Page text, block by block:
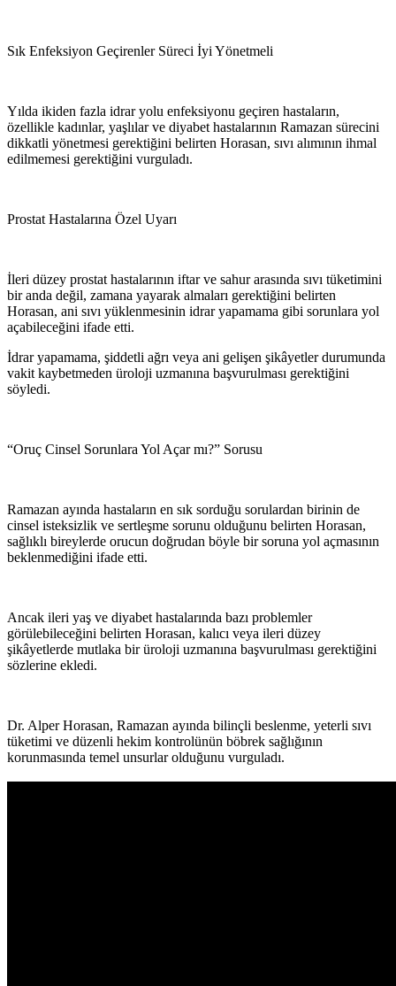
Sık Enfeksiyon Geçirenler Süreci İyi Yönetmeli
Yılda ikiden fazla idrar yolu enfeksiyonu geçiren hastaların,
özellikle kadınlar, yaşlılar ve diyabet hastalarının Ramazan sürecini
dikkatli yönetmesi gerektiğini belirten Horasan, sıvı alımının ihmal
edilmemesi gerektiğini vurguladı.
Prostat Hastalarına Özel Uyarı
İleri düzey prostat hastalarının iftar ve sahur arasında sıvı tüketimini
bir anda değil, zamana yayarak almaları gerektiğini belirten
Horasan, ani sıvı yüklenmesinin idrar yapamama gibi sorunlara yol
açabileceğini ifade etti.
İdrar yapamama, şiddetli ağrı veya ani gelişen şikâyetler durumunda
vakit kaybetmeden üroloji uzmanına başvurulması gerektiğini
söyledi.
“Oruç Cinsel Sorunlara Yol Açar mı?” Sorusu
Ramazan ayında hastaların en sık sorduğu sorulardan birinin de
cinsel isteksizlik ve sertleşme sorunu olduğunu belirten Horasan,
sağlıklı bireylerde orucun doğrudan böyle bir soruna yol açmasının
beklenmediğini ifade etti.
Ancak ileri yaş ve diyabet hastalarında bazı problemler
görülebileceğini belirten Horasan, kalıcı veya ileri düzey
şikâyetlerde mutlaka bir üroloji uzmanına başvurulması gerektiğini
sözlerine ekledi.
Dr. Alper Horasan, Ramazan ayında bilinçli beslenme, yeterli sıvı
tüketimi ve düzenli hekim kontrolünün böbrek sağlığının
korunmasında temel unsurlar olduğunu vurguladı.